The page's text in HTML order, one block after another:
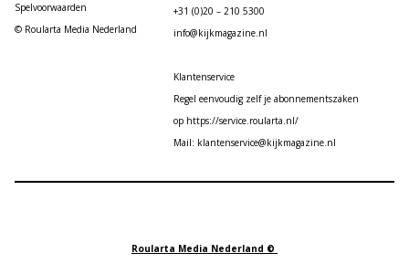
Spelvoorwaarden
© Roularta Media Nederland
+31 (0)20 – 210 5300
info@kijkmagazine.nl
Klantenservice
Regel eenvoudig zelf je abonnementszaken
op https://service.roularta.nl/
Mail: klantenservice@kijkmagazine.nl
Roularta Media Nederland ©